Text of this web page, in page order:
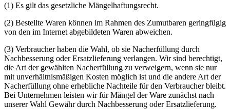
(1) Es gilt das gesetzliche Mängelhaftungsrecht.
(2) Bestellte Waren können im Rahmen des Zumutbaren geringfügig
von den im Internet abgebildeten Waren abweichen.
(3) Verbraucher haben die Wahl, ob sie Nacherfüllung durch
Nachbesserung oder Ersatzlieferung verlangen. Wir sind berechtigt,
die Art der gewählten Nacherfüllung zu verweigern, wenn sie nur
mit unverhältnismäßigen Kosten möglich ist und die andere Art der
Nacherfüllung ohne erhebliche Nachteile für den Verbraucher bleibt.
Bei Unternehmen leisten wir für Mängel der Ware zunächst nach
unserer Wahl Gewähr durch Nachbesserung oder Ersatzlieferung.